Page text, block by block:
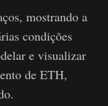
mostrando a
condições
e visualizar
de ETH,